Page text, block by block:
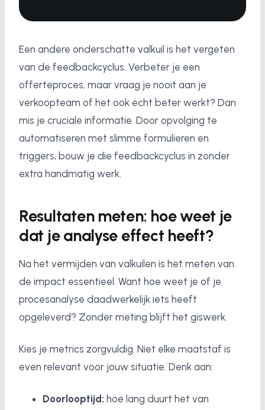
Een andere onderschatte valkuil is het vergeten
van de feedbackcyclus. Verbeter je een
offerteproces, maar vraag je nooit aan je
verkoopteam of het ook echt beter werkt? Dan
mis je cruciale informatie. Door opvolging te
automatiseren met slimme formulieren en
triggers, bouw je die feedbackcyclus in zonder
extra handmatig werk.
Resultaten meten: hoe weet je
dat je analyse effect heeft?
Na het vermijden van valkuilen is het meten van
de impact essentieel. Want hoe weet je of je
procesanalyse daadwerkelijk iets heeft
opgeleverd? Zonder meting blijft het giswerk.
Kies je metrics zorgvuldig. Niet elke maatstaf is
even relevant voor jouw situatie. Denk aan:
Doorlooptijd: hoe lang duurt het van